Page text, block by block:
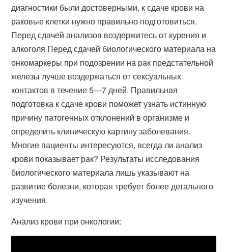
диагностики были достоверными, к сдаче крови на
раковые клетки нужно правильно подготовиться.
Перед сдачей анализов воздержитесь от курения и
алкоголя Перед сдачей биологического материала на
онкомаркеры при подозрении на рак предстательной
железы лучше воздержаться от сексуальных
контактов в течение 5—7 дней. Правильная
подготовка к сдаче крови поможет узнать истинную
причину патогенных отклонений в организме и
определить клиническую картину заболевания.
Многие пациенты интересуются, всегда ли анализ
крови показывает рак? Результаты исследования
биологического материала лишь указывают на
развитие болезни, которая требует более детального
изучения.
Анализ крови при онкологии: